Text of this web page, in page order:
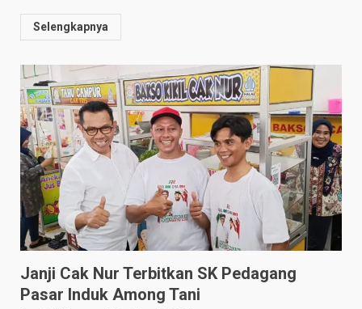
Selengkapnya
Janji Cak Nur Terbitkan SK Pedagang
Pasar Induk Among Tani